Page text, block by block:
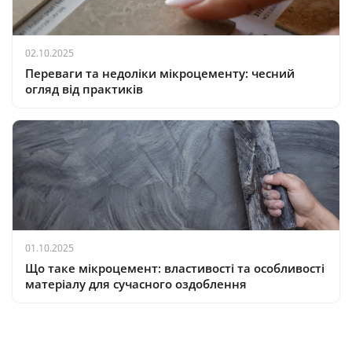
02.10.2025
Переваги та недоліки мікроцементу: чесний
огляд від практиків
01.10.2025
Що таке мікроцемент: властивості та особливості
матеріалу для сучасного оздоблення